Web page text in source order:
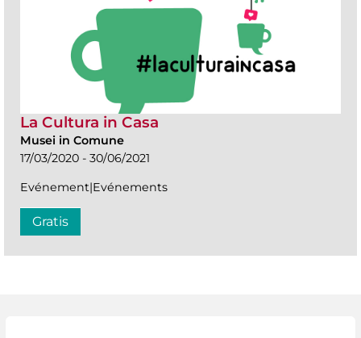
La Cultura in Casa
Musei in Comune
17/03/2020 - 30/06/2021
Evénement|Evénements
Gratis